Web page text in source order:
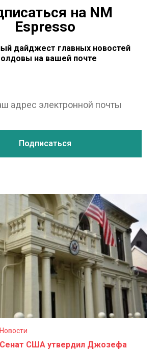
на NM
Espresso
дайджест главных новостей
на вашей почте
Новости
Сенат США утвердил Джозефа